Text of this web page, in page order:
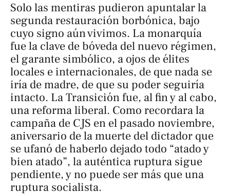
Solo las mentiras pudieron apuntalar la
segunda restauración borbónica, bajo
cuyo signo aún vivimos. La monarquía
fue la clave de bóveda del nuevo régimen,
el garante simbólico, a ojos de élites
locales e internacionales, de que nada se
iría de madre, de que su poder seguiría
intacto. La Transición fue, al fin y al cabo,
una reforma liberal. Como recordara la
campaña de CJS en el pasado noviembre,
aniversario de la muerte del dictador que
se ufanó de haberlo dejado todo “atado y
bien atado”, la auténtica ruptura sigue
pendiente, y no puede ser más que una
ruptura socialista.